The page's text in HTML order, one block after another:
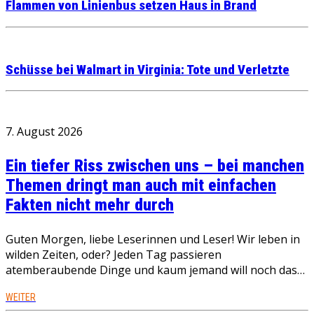
Flammen von Linienbus setzen Haus in Brand
Schüsse bei Walmart in Virginia: Tote und Verletzte
7. August 2026
Ein tiefer Riss zwischen uns – bei manchen
Themen dringt man auch mit einfachen
Fakten nicht mehr durch
Guten Morgen, liebe Leserinnen und Leser! Wir leben in
wilden Zeiten, oder? Jeden Tag passieren
atemberaubende Dinge und kaum jemand will noch das…
WEITER